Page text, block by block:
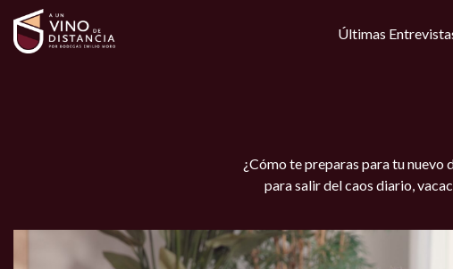
contenido
Últimas
¿Cómo te preparas para tu nuevo
para salir del caos diario,